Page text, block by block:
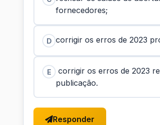
fornecedores;
D corrigir os erros de 2023
E
corrigir os erros de 2023
publicação.
Responder